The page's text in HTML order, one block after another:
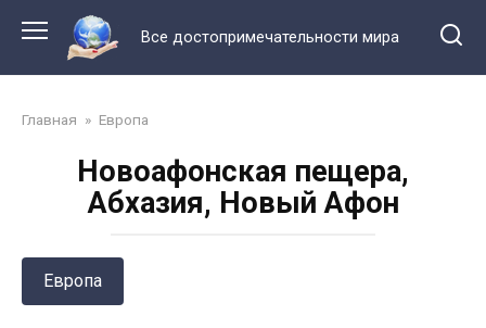
контенту
Все достопримечательности мира
Главная » Европа
Новоафонская пещера,
Абхазия, Новый Афон
Европа